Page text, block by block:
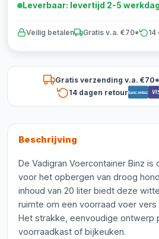
Leverbaar: levertijd 2-5
Veilig betalen Gratis v.a. €70*
Gratis verzending v.a. €70*
14 dagen retourBancontact
Beschrijving
De Vadigran Voercontainer Binz
voor het opbergen van droog
inhoud van 20 liter biedt deze
ruimte om een voorraad voer
Het strakke, eenvoudige ontwerp
voorraadkast of bijkeuken.